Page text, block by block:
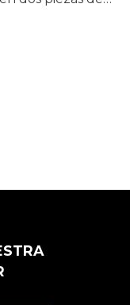
es también